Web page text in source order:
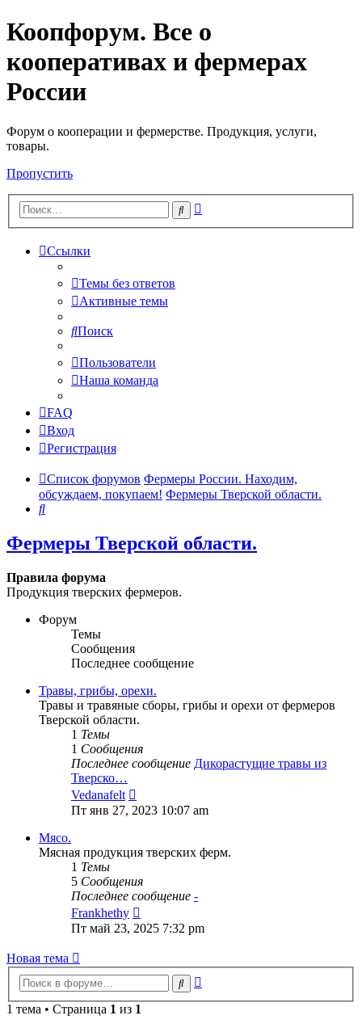
Коопфорум. Все о
кооперативах и фермерах
России
Форум о кооперации и фермерстве. Продукция, услуги,
товары.
Пропустить
Поиск
Ссылки
Темы без ответов
Активные темы
Поиск
Пользователи
Наша команда
FAQ
Вход
Регистрация
Список форумов Фермеры России. Находим,
обсуждаем, покупаем! Фермеры Тверской области.
Поиск
Фермеры Тверской области.
Правила форума
Продукция тверских фермеров.
Форум
Темы
Сообщения
Последнее сообщение
Травы, грибы, орехи.
Травы и травяные сборы, грибы и орехи от фермеров
Тверской области.
1 Темы
1 Сообщения
Последнее сообщение Дикорастущие травы из
Тверско…
Vedanafelt
к
Пт янв 27, 2023 10:07 am
Мясо.
Мясная продукция тверских ферм.
1 Темы
5 Сообщения
Последнее сообщение -
Frankhethy
к
последнему
Пт май 23, 2025 7:32 pm
Новая тема
Поиск
1 тема • Страница 1 из 1